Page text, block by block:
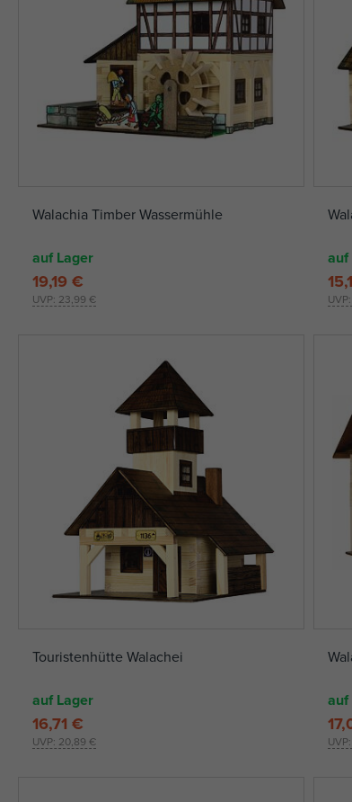
Walachia Timber Wassermühle
auf Lager
UVP: 23,99 €
19,19 €
auf
UVP:
Touristenhütte Walachei
auf Lager
UVP: 20,89 €
16,71 €
auf
UVP: